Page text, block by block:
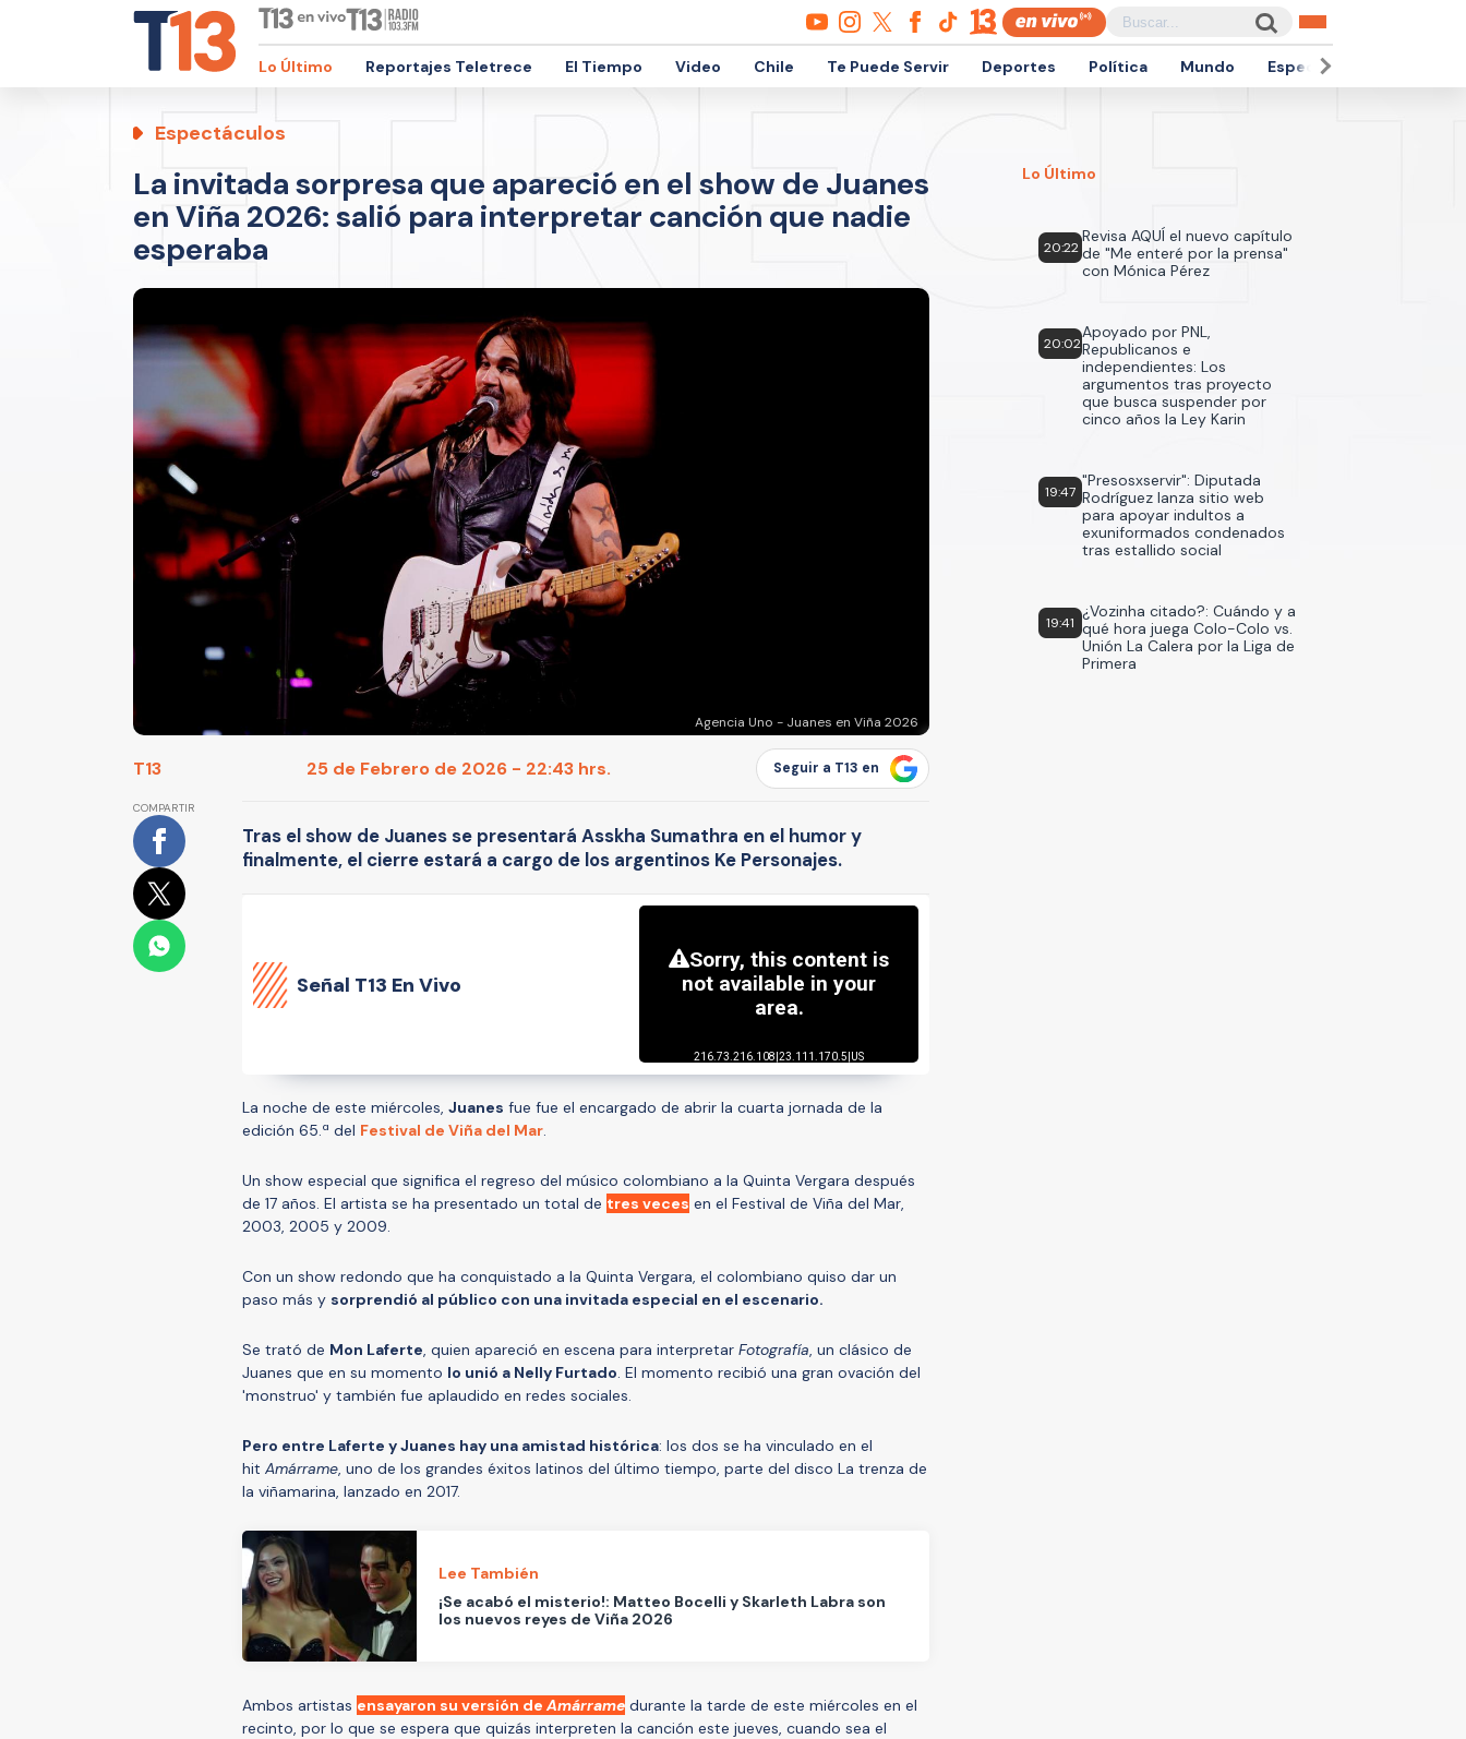
Lo Último Reportajes Teletrece El Tiempo Video Chile Te Puede Servir Deportes Política Mundo Espectáculos
Espectáculos
La invitada sorpresa que apareció en el show de Juanes
en Viña 2026: salió para interpretar canción que nadie
esperaba
Agencia Uno - Juanes en Viña 2026
T13 25 de Febrero de 2026 - 22:43 hrs. Seguir a T13 en
COMPARTIR
Tras el show de Juanes se presentará Asskha Sumathra en el humor y
finalmente, el cierre estará a cargo de los argentinos Ke Personajes.
Señal T13 En Vivo
La noche de este miércoles, Juanes fue fue el encargado de abrir la cuarta jornada de la
edición 65.ª del Festival de Viña del Mar.
Un show especial que significa el regreso del músico colombiano a la Quinta Vergara después
de 17 años. El artista se ha presentado un total de tres veces en el Festival de Viña del Mar,
2003, 2005 y 2009.
Con un show redondo que ha conquistado a la Quinta Vergara, el colombiano quiso dar un
paso más y sorprendió al público con una invitada especial en el escenario.
Se trató de Mon Laferte, quien apareció en escena para interpretar Fotografía, un clásico de
Juanes que en su momento lo unió a Nelly Furtado. El momento recibió una gran ovación del
'monstruo' y también fue aplaudido en redes sociales.
Pero entre Laferte y Juanes hay una amistad histórica: los dos se ha vinculado en el
hit Amárrame, uno de los grandes éxitos latinos del último tiempo, parte del disco La trenza de
la viñamarina, lanzado en 2017.
Lee También
¡Se acabó el misterio!: Matteo Bocelli y Skarleth Labra son
los nuevos reyes de Viña 2026
Ambos artistas ensayaron su versión de Amárrame durante la tarde de este miércoles en el
recinto, por lo que se espera que quizás interpreten la canción este jueves, cuando sea el
Lo Último
20:22
Revisa AQUÍ el nuevo capítulo
de "Me enteré por la prensa"
con Mónica Pérez
20:02
Apoyado por PNL,
Republicanos e
independientes: Los
argumentos tras proyecto
que busca suspender por
cinco años la Ley Karin
19:47
"Presosxservir": Diputada
Rodríguez lanza sitio web
para apoyar indultos a
exuniformados condenados
tras estallido social
19:41
¿Vozinha citado?: Cuándo y a
qué hora juega Colo-Colo vs.
Unión La Calera por la Liga de
Primera